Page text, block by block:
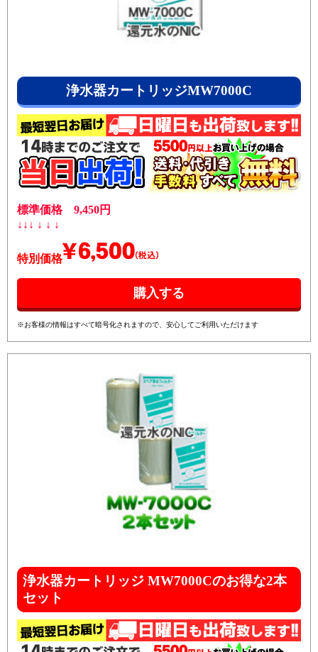
浄水器カートリッジMW7000C
標準価格 9,450円
↓↓↓ ↓ ↓ ↓
特別価格
※お客様の情報はすべて暗号化されますので、安心してご利用いただけます
浄水器カートリッジ MW7000Cのお得な2本
セット